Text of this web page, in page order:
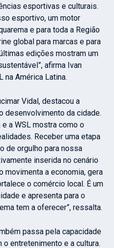
esportivas e culturais.
esportivo, um motor
e para toda a Região
global para marcas e para
edições mostram um
afirma Ivan
na América Latina.
Vidal, destacou a
desenvolvimento da cidade.
e a WSL mostra como o
Receber uma etapa
de orgulho para nossa
inserida no cenário
movimenta a economia, gera
o comércio local. É um
e apresenta para o
tem a oferecer”, ressalta.
passa pela capacidade
entretenimento e a cultura.